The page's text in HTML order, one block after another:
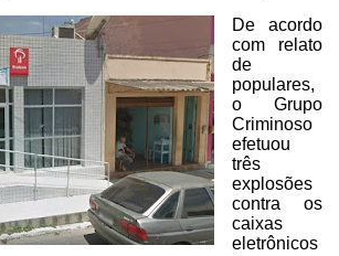
De acordo
com relato
de
populares,
o Grupo
Criminoso
efetuou
três
explosões
contra os
caixas
eletrônicos